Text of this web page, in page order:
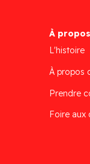
À
L'histoire
À propos
Prendre
Foire aux